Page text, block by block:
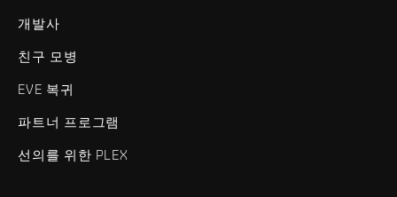
개발사
친구 모병
EVE 복귀
파트너 프로그램
선의를 위한 PLEX